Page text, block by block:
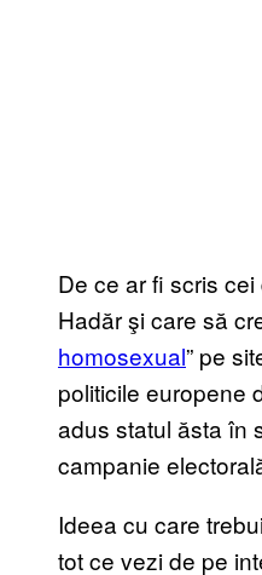
De ce ar fi scris
Hadăr şi care să
homosexual” pe
politicile europene
adus statul ăsta în
campanie
Ideea cu care
tot ce vezi de pe